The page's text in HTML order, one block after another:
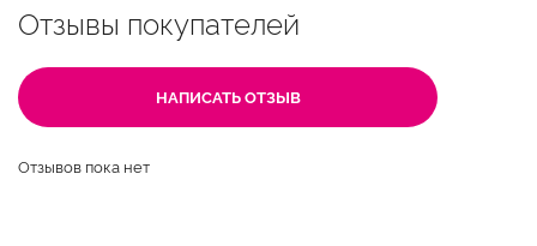
Отзывы покупателей
НАПИСАТЬ ОТЗЫВ
Отзывов пока нет